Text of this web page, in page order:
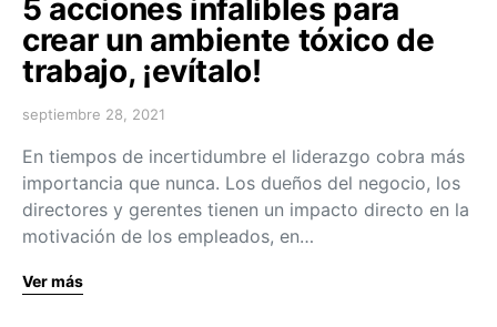
5 acciones infalibles para
crear un ambiente tóxico de
trabajo, ¡evítalo!
septiembre 28, 2021
En tiempos de incertidumbre el liderazgo cobra más
importancia que nunca. Los dueños del negocio, los
directores y gerentes tienen un impacto directo en la
motivación de los empleados, en…
Ver más